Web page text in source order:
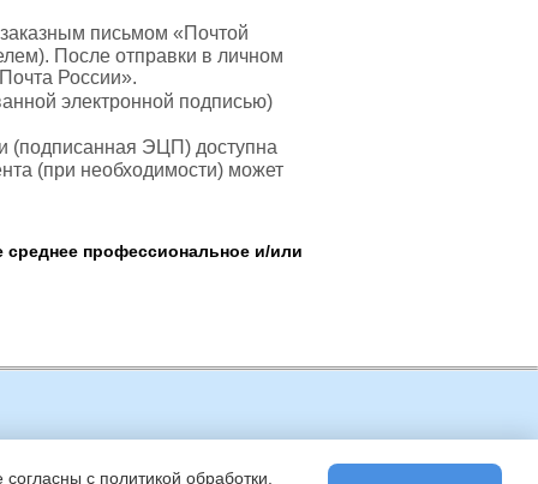
письмом «Почтой
После отправки в личном
России».
электронной подписью)
(подписанная ЭЦП) доступна
(при необходимости) может
профессиональное и/или
с политикой обработки,